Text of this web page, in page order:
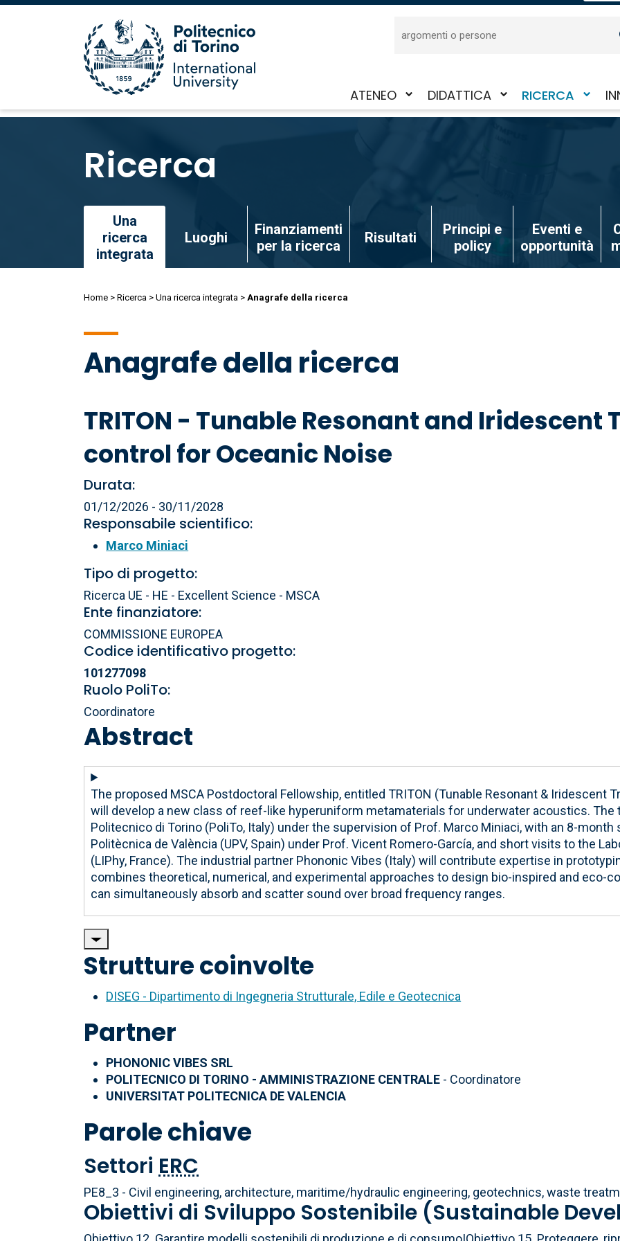
ATENEO
Attiva/disattiva
DIDATTICA
Attiva/disattiva
RICERCA
Attiva/disattiva
Ricerca
contenuto
principale
Una
ricerca
integrata
Luoghi
Finanziamenti
per la ricerca
Risultati
Principi e
policy
Eventi e
opportunità
Briciole
di
pane
Home Ricerca Una ricerca integrata Anagrafe della ricerca
Anagrafe della ricerca
TRITON - Tunable Resonant and
control for Oceanic Noise
Durata:
01/12/2026 - 30/11/2028
Responsabile scientifico:
Marco Miniaci
Tipo di progetto:
Ricerca UE - HE - Excellent Science - MSCA
Ente finanziatore:
COMMISSIONE EUROPEA
Codice identificativo progetto:
101277098
Ruolo PoliTo:
Coordinatore
Abstract
The proposed MSCA Postdoctoral Fellowship, entitled TRITON (Tunable Resonant & Iridescent
will develop a new class of reef-like hyperuniform metamaterials for underwater acoustics.
Politecnico di Torino (PoliTo, Italy) under the supervision of Prof. Marco Miniaci, with an 8-
Politècnica de València (UPV, Spain) under Prof. Vicent Romero-García, and short visits to the
(LIPhy, France). The industrial partner Phononic Vibes (Italy) will contribute expertise in
combines theoretical, numerical, and experimental approaches to design bio-inspired and eco-
can simultaneously absorb and scatter sound over broad frequency ranges.
Strutture coinvolte
DISEG - Dipartimento di Ingegneria Strutturale, Edile e Geotecnica
Partner
PHONONIC VIBES SRL
POLITECNICO DI TORINO - AMMINISTRAZIONE CENTRALE - Coordinatore
UNIVERSITAT POLITECNICA DE VALENCIA
Parole chiave
Settori ERC
PE8_3 - Civil engineering, architecture, maritime/hydraulic engineering, geotechnics, waste
Obiettivi di Sviluppo Sostenibile (Sustainable